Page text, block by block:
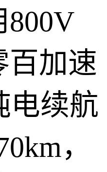
800V
百加速
电续航
，